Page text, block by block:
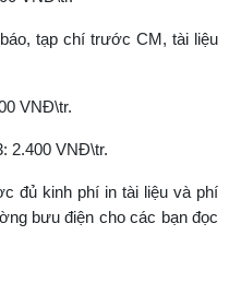
tạp chí trước CM, tài liệu
VNĐ\tr.
kinh phí in tài liệu và phí
bưu điện cho các bạn đọc